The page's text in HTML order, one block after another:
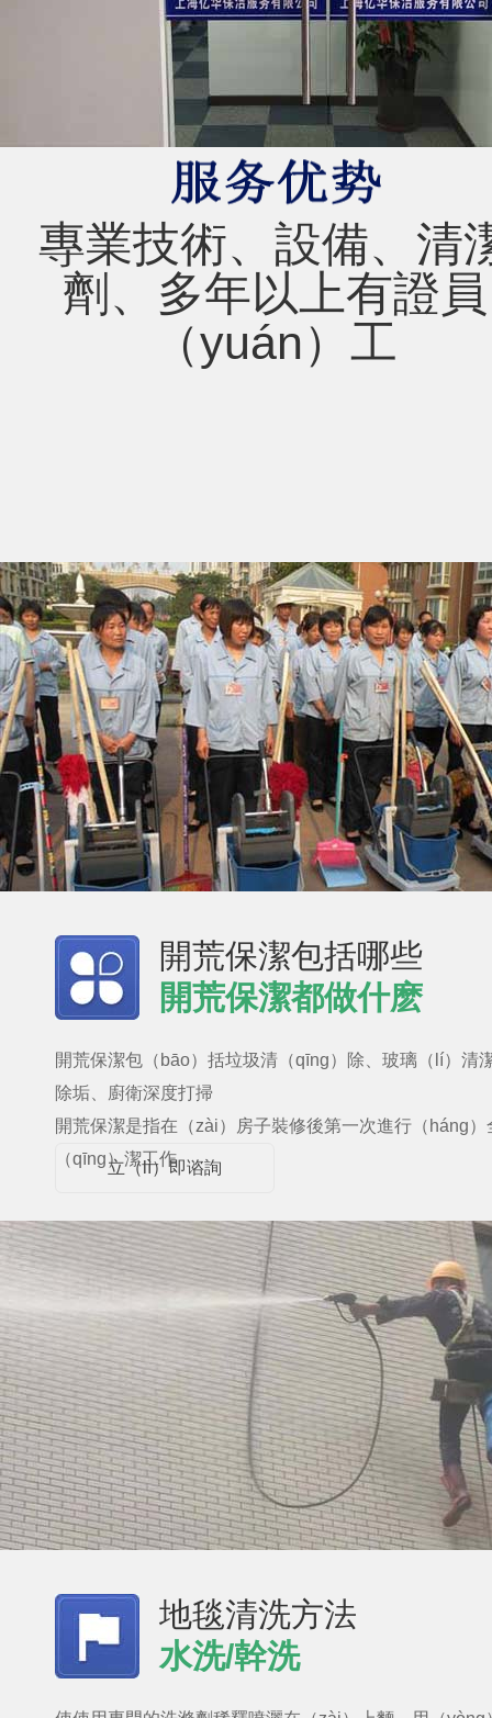
專業技術、設備、清
劑、多年以上有證員
（yuán）工
開荒保潔包括哪些
開荒保潔都做什麽
開荒保潔包（bāo）括垃圾清（qīng）除、玻璃（lí）清
除垢、廚衛深度打掃
開荒保潔是指在（zài）房子裝修後第一次進行（háng）
（qīng）潔工作
立（lì）即谘詢
地毯清洗方法
水洗/幹洗